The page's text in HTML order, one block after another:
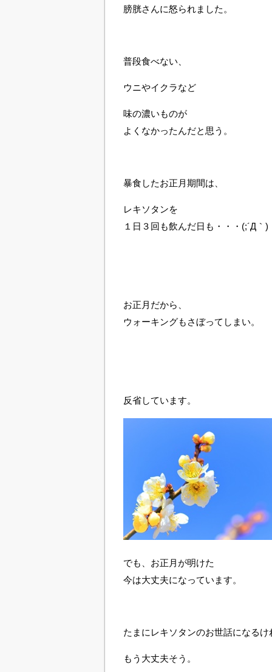
膀胱さんに怒られました。
普段食べない、
ウニやイクラなど
味の濃いものが
よくなかったんだと思う。
暴食したお正月期間は、
レキソタンを
１日３回も飲んだ日も・・・(;´Д｀)
お正月だから、
ウォーキングもさぼってしまい。
反省しています。
でも、お正月が明けた
今は大丈夫になっています。
たまにレキソタンのお世話になるけ
もう大丈夫そう。